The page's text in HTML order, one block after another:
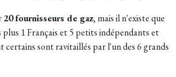
20 fournisseurs de gaz, mais il n'existe que
1 Français et 5 petits indépendants et
certains sont ravitaillés par l'un des 6 grands